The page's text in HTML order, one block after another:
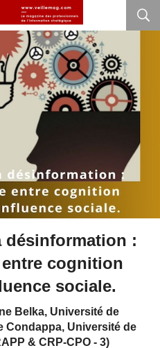
désinformation :
cognition
sociale.
Belka, Université de
Condappa, Université de
& CRP-CPO - 3)